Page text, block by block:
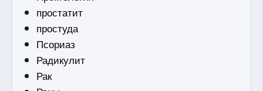
простатит
простуда
Псориаз
Радикулит
Рак